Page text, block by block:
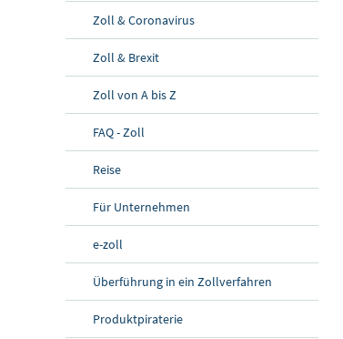
Zoll & Coronavirus
Zoll & Brexit
Zoll von A bis Z
FAQ - Zoll
Reise
Für Unternehmen
e-zoll
Überführung in ein Zollverfahren
Produktpiraterie